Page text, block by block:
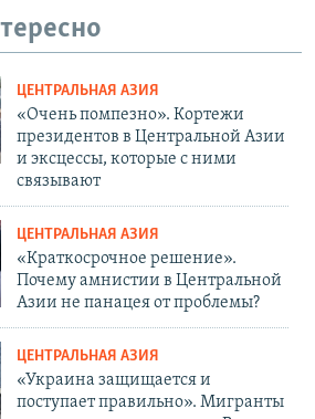
ЦЕНТРАЛЬНАЯ АЗИЯ
«Очень помпезно». Кортежи
президентов в Центральной Азии
и эксцессы, которые с ними
связывают
ЦЕНТРАЛЬНАЯ АЗИЯ
«Краткосрочное решение».
Почему амнистии в Центральной
Азии не панацея от проблемы?
ЦЕНТРАЛЬНАЯ АЗИЯ
«Украина защищается и
поступает правильно». Мигранты